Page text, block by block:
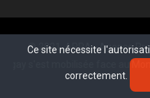
mobilisée face au
Ce site nécessite
correctement.
© 2021, APRA - Agence
Ce site nécessite
correctement.